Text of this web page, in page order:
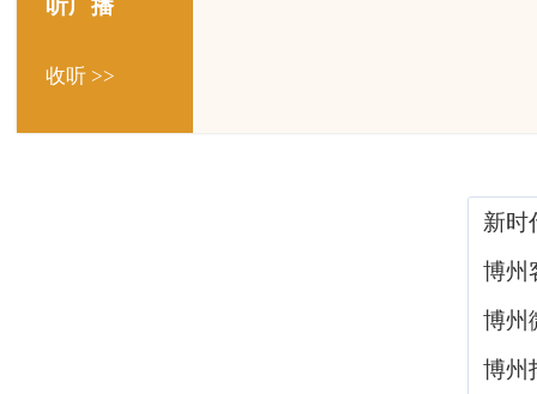
听广播
收听 >>
新时
博州
博州
博州